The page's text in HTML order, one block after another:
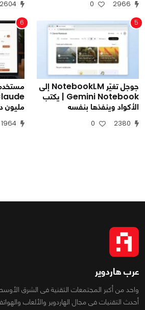
2966
0
2604
5
جوجل تغيّر NotebookLM إلى
Gemini Notebook | يكتب
الأكواد وينفذها بنفسه
2380
0
6
مليون
1964
عرب هاردوير
واحد من أكبر المجتمعات التقنية فى الشرق
أحدث التقنيات فى مجال الهاردوير والألعاب